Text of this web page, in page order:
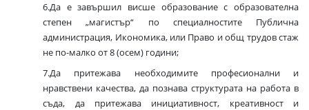
6.Да е завършил висше образование с образователна
степен „магистър“ по специалностите Публична
администрация, Икономика, или Право и общ трудов стаж
не по-малко от 8 (осем) години;
7.Да притежава необходимите професионални и
нравствени качества, да познава структурата на работа в
съда, да притежава инициативност, креативност и